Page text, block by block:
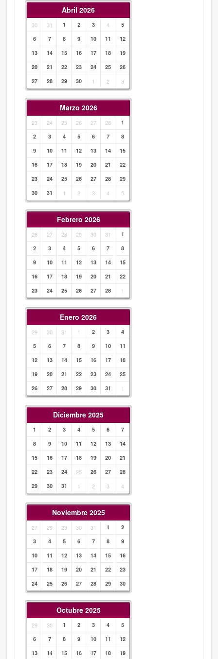
Abril 2026
30 31 1 2 3 4
5
6
7 8 9 10 11
12
13
14 15 16 17 18
19
20
21 22 23 24 25
26
27
28 29 30 1 2 3
Marzo 2026
23 24 25 26 27 28
1
2
3 4 5 6 7
8
9
10 11 12 13 14
15
16
17 18 19 20 21
22
23
24 25 26 27 28
29
30
31 1 2 3 4 5
Febrero 2026
26 27 28 29 30 31
1
2
3 4 5 6 7
8
9
10 11 12 13 14
15
16
17 18 19 20 21
22
23
24 25 26 27 28 1
Enero 2026
29 30 31 1 2 3
4
5
6 7 8 9 10
11
12
13 14 15 16 17
18
19
20 21 22 23 24
25
26
27 28 29 30 31 1
Diciembre 2025
1 2 3 4 5 6
7
8
9 10 11 12 13
14
15
16 17 18 19 20
21
22
23 24 25 26 27
28
29
30 31 1 2 3 4
Noviembre 2025
27 29 29 30 31 1
2
3
4 5 6 7 8
9
10
11 12 13 14 15
16
17
18 19 20 21 22
23
24
25 26 27 28 29 30
Octubre 2025
29 30 1 2 3 4
5
6
7 8 9 10 11
12
13
14 15 16 17 18
19